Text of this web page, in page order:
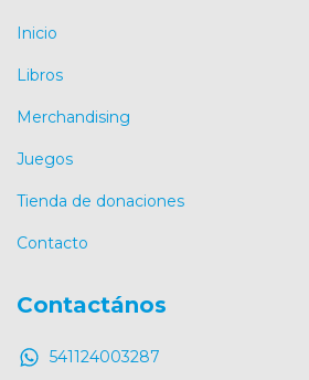
Inicio
Libros
Merchandising
Juegos
Tienda de donaciones
Contacto
Contactános
541124003287